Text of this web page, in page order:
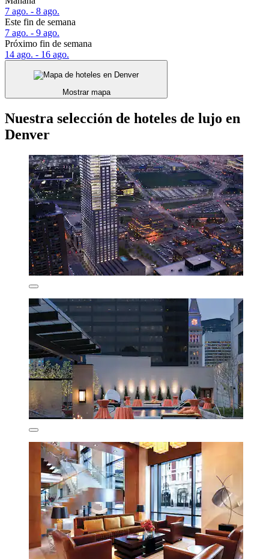
7 ago. - 8 ago.
Este fin de semana
7 ago. - 9 ago.
Próximo fin de semana
14 ago. - 16 ago.
Mostrar mapa
Nuestra selección de hoteles de lujo en
Denver